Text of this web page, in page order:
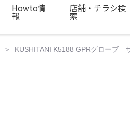
Howto情
報
店舗・チラシ検
索
KUSHITANI K5188 GPRグローブ